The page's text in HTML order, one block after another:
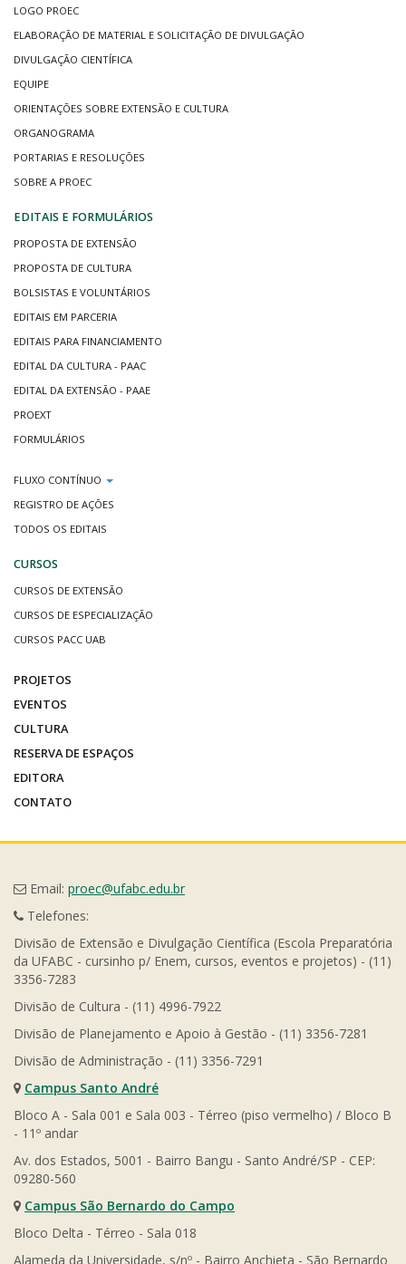
LOGO PROEC
ELABORAÇÃO DE MATERIAL E SOLICITAÇÃO DE DIVULGAÇÃO
DIVULGAÇÃO CIENTÍFICA
EQUIPE
ORIENTAÇÕES SOBRE EXTENSÃO E CULTURA
ORGANOGRAMA
PORTARIAS E RESOLUÇÕES
SOBRE A PROEC
EDITAIS E FORMULÁRIOS
PROPOSTA DE EXTENSÃO
PROPOSTA DE CULTURA
BOLSISTAS E VOLUNTÁRIOS
EDITAIS EM PARCERIA
EDITAIS PARA FINANCIAMENTO
EDITAL DA CULTURA - PAAC
EDITAL DA EXTENSÃO - PAAE
PROEXT
FORMULÁRIOS
FLUXO CONTÍNUO
REGISTRO DE AÇÕES
TODOS OS EDITAIS
CURSOS
CURSOS DE EXTENSÃO
CURSOS DE ESPECIALIZAÇÃO
CURSOS PACC UAB
PROJETOS
EVENTOS
CULTURA
RESERVA DE ESPAÇOS
EDITORA
CONTATO
Email: proec@ufabc.edu.br
Telefones:
Divisão de Extensão e Divulgação Científica (Escola Preparatória
da UFABC - cursinho p/ Enem, cursos, eventos e projetos) - (11)
3356-7283
Divisão de Cultura - (11) 4996-7922
Divisão de Planejamento e Apoio à Gestão - (11) 3356-7281
Divisão de Administração - (11) 3356-7291
Campus Santo André
Bloco A - Sala 001 e Sala 003 - Térreo (piso vermelho) / Bloco B
- 11º andar
Av. dos Estados, 5001 - Bairro Bangu - Santo André/SP - CEP:
09280-560
Campus São Bernardo do Campo
Bloco Delta - Térreo - Sala 018
Alameda da Universidade, s/nº - Bairro Anchieta - São Bernardo